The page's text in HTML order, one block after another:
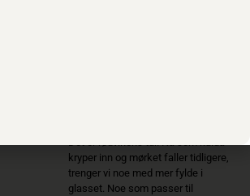
Det er rødvinens tur. Nå som kulda
kryper inn og mørket faller tidligere,
trenger vi noe med mer fylde i
glasset. Noe som passer til